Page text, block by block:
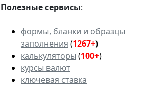
Полезные сервисы:
формы, бланки и образцы
заполнения (1267+)
калькуляторы (100+)
курсы валют
ключевая ставка